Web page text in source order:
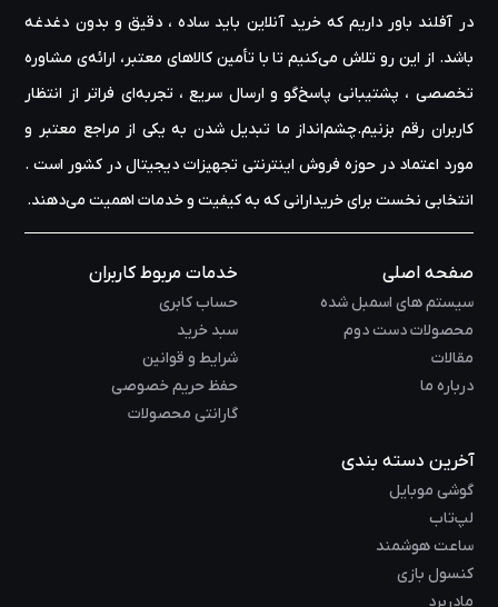
در آفلند باور داریم که خرید آنلاین باید ساده ، دقیق و بدون دغدغه
باشد. از این رو تلاش می‌کنیم تا با تأمین کالاهای معتبر، ارائه‌ی مشاوره‌
تخصصی ، پشتیبانی پاسخ‌گو و ارسال سریع ، تجربه‌ای فراتر از انتظار
کاربران رقم بزنیم.چشم‌انداز ما تبدیل شدن به یکی از مراجع معتبر و
مورد اعتماد در حوزه‌ فروش اینترنتی تجهیزات دیجیتال در کشور است .
انتخابی نخست برای خریدارانی که به کیفیت و خدمات اهمیت می‌دهند.
صفحه اصلی
سیستم های اسمبل شده
محصولات دست دوم
مقالات
درباره ما
خدمات مربوط کاربران
حساب کابری
سبد خرید
شرایط و قوانین
حفظ حریم خصوصی
گارانتی محصولات
آخرین دسته بندی
گوشی موبایل
لپ‌تاب
ساعت هوشمند
کنسول بازی
مادربرد